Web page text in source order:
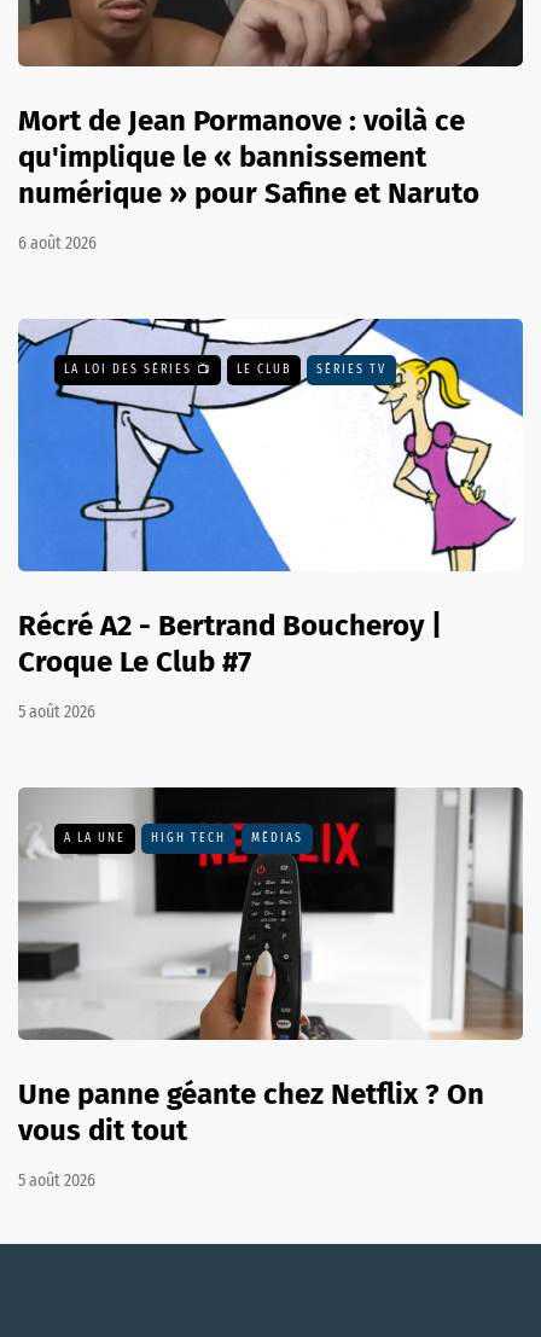
Mort de Jean Pormanove : voilà ce
qu'implique le « bannissement
numérique » pour Safine et Naruto
6 août 2026
LA LOI DES SÉRIES 📺 LE CLUB SÉRIES TV
Récré A2 - Bertrand Boucheroy |
Croque Le Club #7
5 août 2026
A LA UNE HIGH TECH MÉDIAS
Une panne géante chez Netflix ? On
vous dit tout
5 août 2026